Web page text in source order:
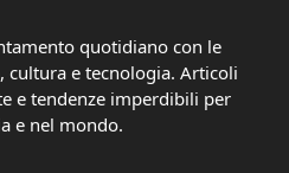
quotidiano con le
cultura e tecnologia. Articoli
e tendenze imperdibili per
e nel mondo.